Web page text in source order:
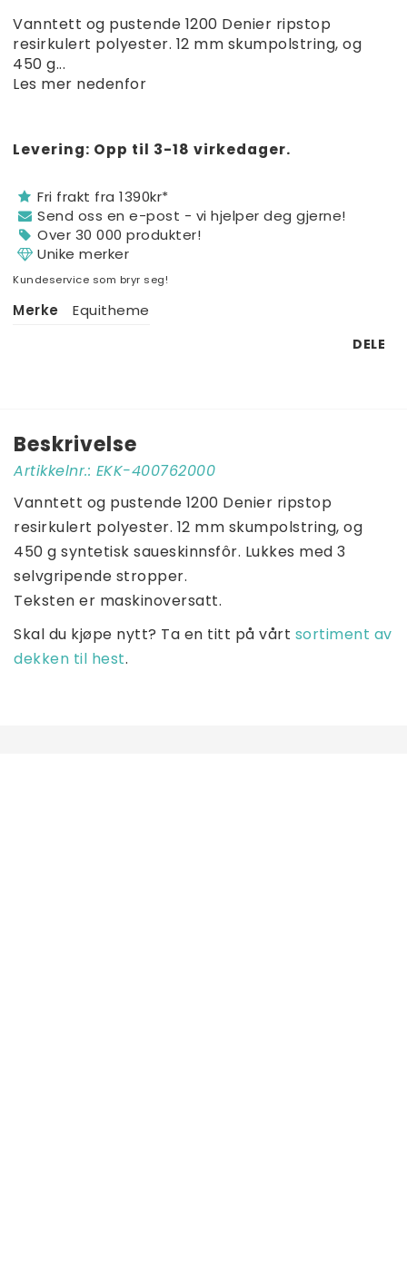
Add to list of favorites
Vanntett og pustende 1200 Denier ripstop
resirkulert polyester. 12 mm skumpolstring, og
450 g...
Les mer nedenfor
Levering: Opp til 3-18 virkedager.
Fri frakt fra 1390kr*
Send oss ​​en e-post - vi hjelper deg gjerne!
Over 30 000 produkter!
Unike merker
Kundeservice som bryr seg!
Merke Equitheme
DELE
Beskrivelse
Artikkelnr.: EKK-400762000
Vanntett og pustende 1200 Denier ripstop
resirkulert polyester. 12 mm skumpolstring, og
450 g syntetisk saueskinnsfôr. Lukkes med 3
selvgripende stropper.
Teksten er maskinoversatt.
Skal du kjøpe nytt? Ta en titt på vårt sortiment av
dekken til hest.